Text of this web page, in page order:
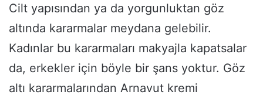
Cilt yapısından ya da yorgunluktan göz
altında kararmalar meydana gelebilir.
Kadınlar bu kararmaları makyajla kapatsalar
da, erkekler için böyle bir şans yoktur. Göz
altı kararmalarından Arnavut kremi